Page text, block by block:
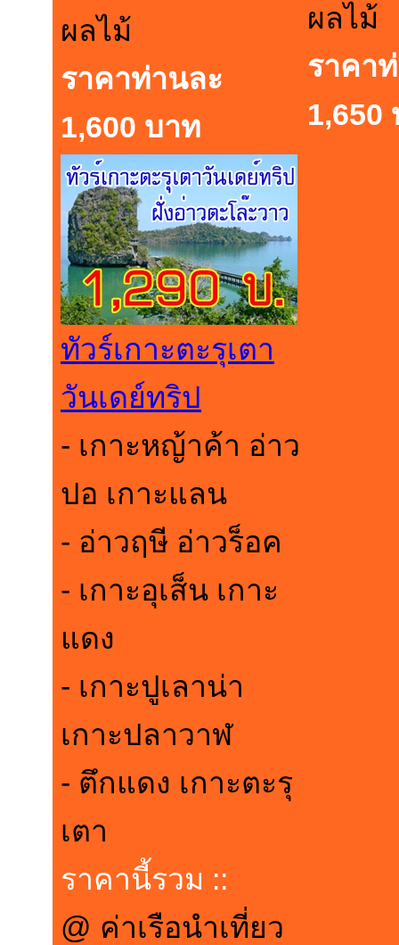
ผลไม้
ราคาท่านละ
1,600 บาท
ผลไม้
ราคา
1,650
ทัวร์เกาะตะรุเตา
วันเดย์ทริป
- เกาะหญ้าค้า อ่าว
ปอ เกาะแลน
- อ่าวฤษี อ่าวร็อค
- เกาะอุเส็น เกาะ
แดง
- เกาะปูเลาน่า
เกาะปลาวาฬ
- ตึกแดง เกาะตะรุ
เตา
ราคานี้รวม ::
@ ค่าเรือนำเที่ยว